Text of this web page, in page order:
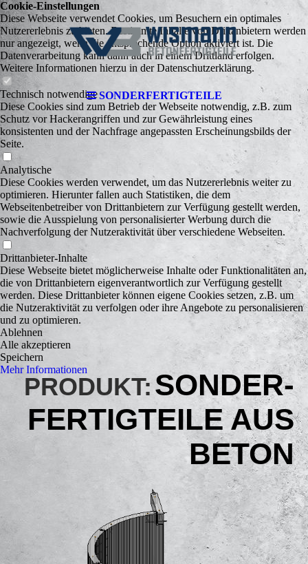
SONDERFERTIGTEILE
PRODUKT:SONDER­
FERTIGTEILE AUS
BETON
Cookie-Einstellungen
Diese Webseite verwendet Cookies, um Besuchern ein optimales
Nutzererlebnis zu bieten. Bestimmte Inhalte von Drittanbietern werden
nur angezeigt, wenn die entsprechende Option aktiviert ist. Die
Datenverarbeitung kann dann auch in einem Drittland erfolgen.
Weitere Informationen hierzu in der Datenschutzerklärung.
Technisch notwendige
Diese Cookies sind zum Betrieb der Webseite notwendig, z.B. zum
Schutz vor Hackerangriffen und zur Gewährleistung eines
konsistenten und der Nachfrage angepassten Erscheinungsbilds der
Seite.
Analytische
Diese Cookies werden verwendet, um das Nutzererlebnis weiter zu
optimieren. Hierunter fallen auch Statistiken, die dem
Webseitenbetreiber von Drittanbietern zur Verfügung gestellt werden,
sowie die Ausspielung von personalisierter Werbung durch die
Nachverfolgung der Nutzeraktivität über verschiedene Webseiten.
Drittanbieter-Inhalte
Diese Webseite bietet möglicherweise Inhalte oder Funktionalitäten an,
die von Drittanbietern eigenverantwortlich zur Verfügung gestellt
werden. Diese Drittanbieter können eigene Cookies setzen, z.B. um
die Nutzeraktivität zu verfolgen oder ihre Angebote zu personalisieren
und zu optimieren.
Ablehnen
Alle akzeptieren
Speichern
Mehr Informationen